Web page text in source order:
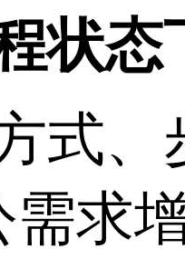
状
式
需求